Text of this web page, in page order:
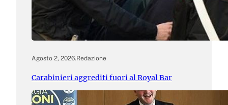
Agosto 2, 2026.Redazione
Carabinieri aggrediti fuori al Royal Bar